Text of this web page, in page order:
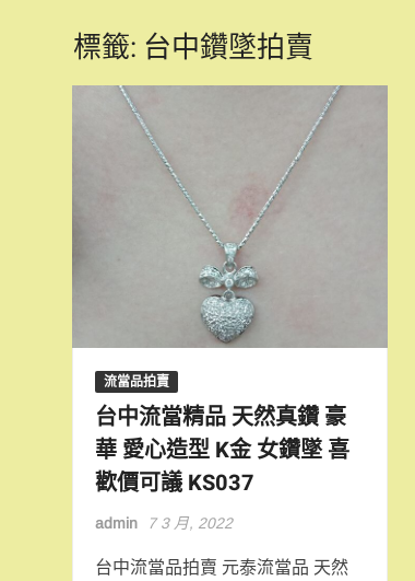
標籤: 台中鑽墜拍賣
流當品拍賣
台中流當精品 天然真鑽 豪
華 愛心造型 K金 女鑽墜 喜
歡價可議 KS037
admin 7 3 月, 2022
台中流當品拍賣 元泰流當品 天然